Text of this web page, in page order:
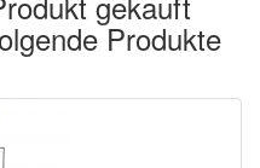
Produkte